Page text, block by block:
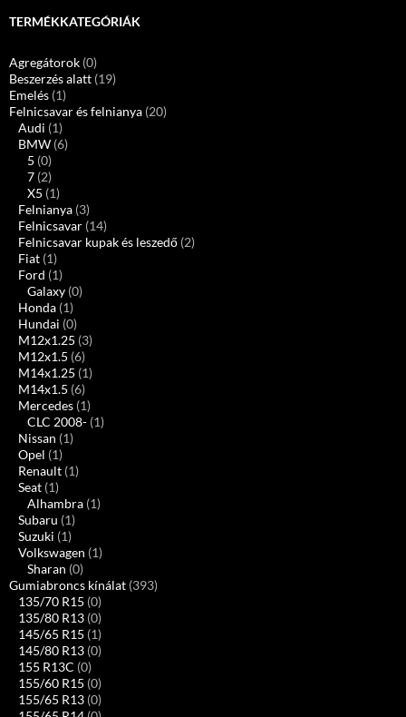
TERMÉKKATEGÓRIÁK
Agregátorok (0)
Beszerzés alatt (19)
Emelés (1)
Felnicsavar és felnianya (20)
Audi (1)
BMW (6)
5 (0)
7 (2)
X5 (1)
Felnianya (3)
Felnicsavar (14)
Felnicsavar kupak és leszedő (2)
Fiat (1)
Ford (1)
Galaxy (0)
Honda (1)
Hundai (0)
M12x1.25 (3)
M12x1.5 (6)
M14x1.25 (1)
M14x1.5 (6)
Mercedes (1)
CLC 2008- (1)
Nissan (1)
Opel (1)
Renault (1)
Seat (1)
Alhambra (1)
Subaru (1)
Suzuki (1)
Volkswagen (1)
Sharan (0)
Gumiabroncs kínálat (393)
135/70 R15 (0)
135/80 R13 (0)
145/65 R15 (1)
145/80 R13 (0)
155 R13C (0)
155/60 R15 (0)
155/65 R13 (0)